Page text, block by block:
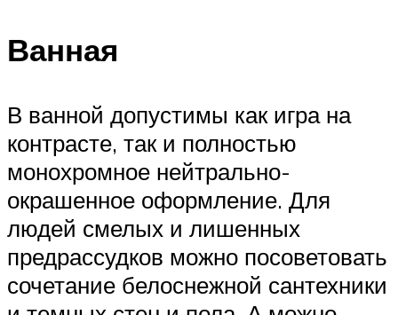
Ванная
В ванной допустимы как игра на
контрасте, так и полностью
монохромное нейтрально-
окрашенное оформление. Для
людей смелых и лишенных
предрассудков можно посоветовать
сочетание белоснежной сантехники